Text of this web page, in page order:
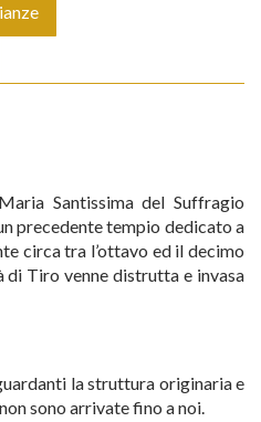
Santissima del Suffragio
precedente tempio dedicato a
circa tra l’ottavo ed il decimo
Tiro venne distrutta e invasa
la struttura originaria e
sono arrivate fino a noi.